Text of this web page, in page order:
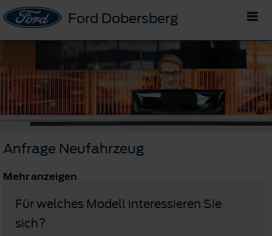
Ford Dobersberg
Anfrage Neufahrzeug
Mehr anzeigen
Für welches Modell interessieren Sie
sich?